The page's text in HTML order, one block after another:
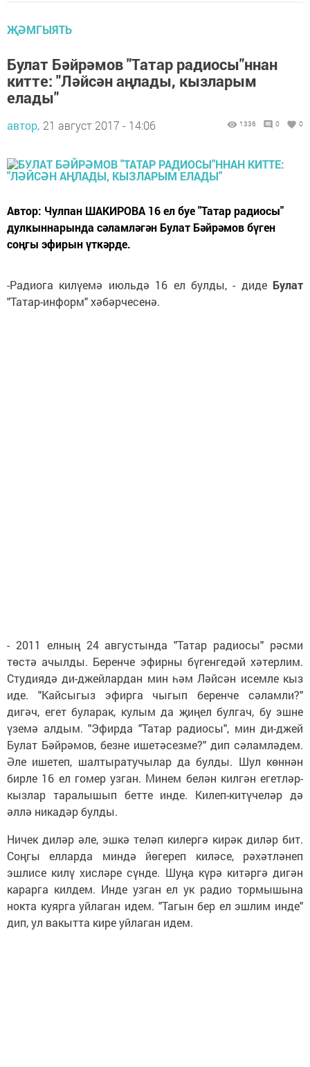
ҖӘМГЫЯТЬ
Булат Бәйрәмов "Татар радиосы"ннан
китте: "Ләйсән аңлады, кызларым
елады"
автор, 21 август 2017 - 14:06 1336 0 0
Автор: Чулпан ШАКИРОВА 16 ел буе "Татар радиосы"
дулкыннарында сәламләгән Булат Бәйрәмов бүген
соңгы эфирын үткәрде.
-Радиога килүемә июльдә 16 ел булды, - диде Булат
"Татар-информ" хәбәрчесенә.
- 2011 елның 24 августында "Татар радиосы" рәсми
төстә ачылды. Беренче эфирны бүгенгедәй хәтерлим.
Студиядә ди-джейлардан мин һәм Ләйсән исемле кыз
иде. "Кайсыгыз эфирга чыгып беренче сәламли?"
дигәч, егет буларак, кулым да җиңел булгач, бу эшне
үземә алдым. "Эфирда "Татар радиосы", мин ди-джей
Булат Бәйрәмов, безне ишетәсезме?" дип сәламләдем.
Әле ишетеп, шалтыратучылар да булды. Шул көннән
бирле 16 ел гомер узган. Минем белән килгән егетләр-
кызлар таралышып бетте инде. Килеп-китүчеләр дә
әллә никадәр булды.
Ничек диләр әле, эшкә теләп килергә кирәк диләр бит.
Соңгы елларда миндә йөгереп киләсе, рәхәтләнеп
эшлисе килү хисләре сүнде. Шуңа күрә китәргә дигән
карарга килдем. Инде узган ел ук радио тормышына
нокта куярга уйлаган идем. "Тагын бер ел эшлим инде"
дип, ул вакытта кире уйлаган идем.